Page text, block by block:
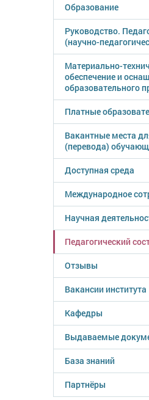
Образование
Руководство.
(научно-
Материально-
обеспечение и
образовательного
Платные
Вакантные места
(перевода)
Доступная среда
Международное
Научная
Педагогический
Отзывы
Вакансии института
Кафедры
Выдаваемые
База знаний
Партнёры